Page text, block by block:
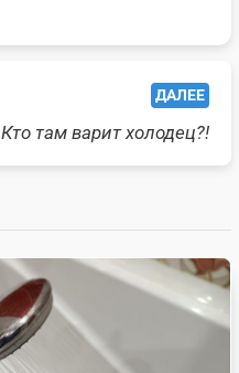
ДАЛЕЕ
Кто там варит холодец?!